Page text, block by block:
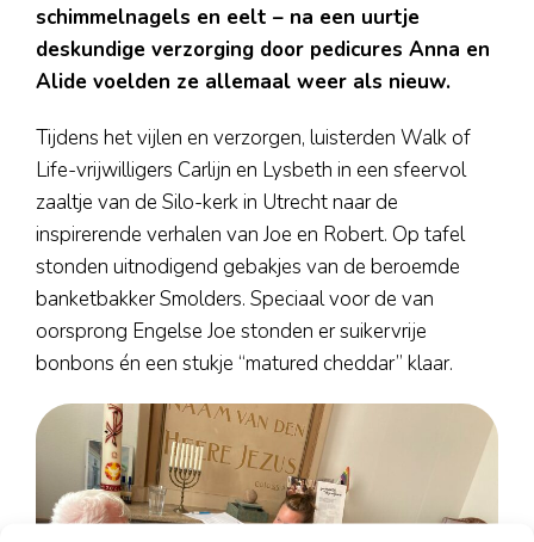
Arnhem
Haarlem
Leiden
Nijmegen
Rotterdam
Utrecht
Over ons
Nieuwe vrijwilligers
Aannamebeleid
Formulieren
Gedragscode
Fondsen
ANBI
Jaarverslagen
schimmelnagels en eelt – na een uurtje
deskundige verzorging door pedicures Anna en
Alide voelden ze allemaal weer als nieuw.
Tijdens het vijlen en verzorgen, luisterden Walk of
Life-vrijwilligers Carlijn en Lysbeth in een sfeervol
zaaltje van de Silo-kerk in Utrecht naar de
inspirerende verhalen van Joe en Robert. Op tafel
stonden uitnodigend gebakjes van de beroemde
banketbakker Smolders. Speciaal voor de van
oorsprong Engelse Joe stonden er suikervrije
bonbons én een stukje “matured cheddar” klaar.